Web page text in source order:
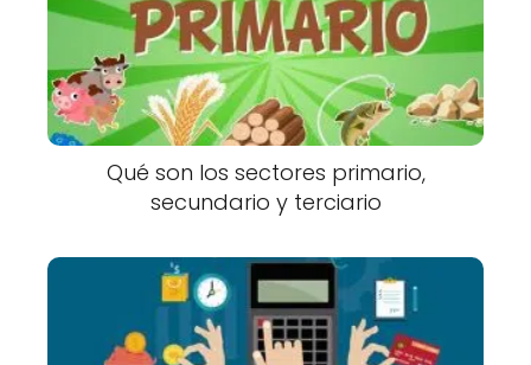
Qué son los sectores primario,
secundario y terciario